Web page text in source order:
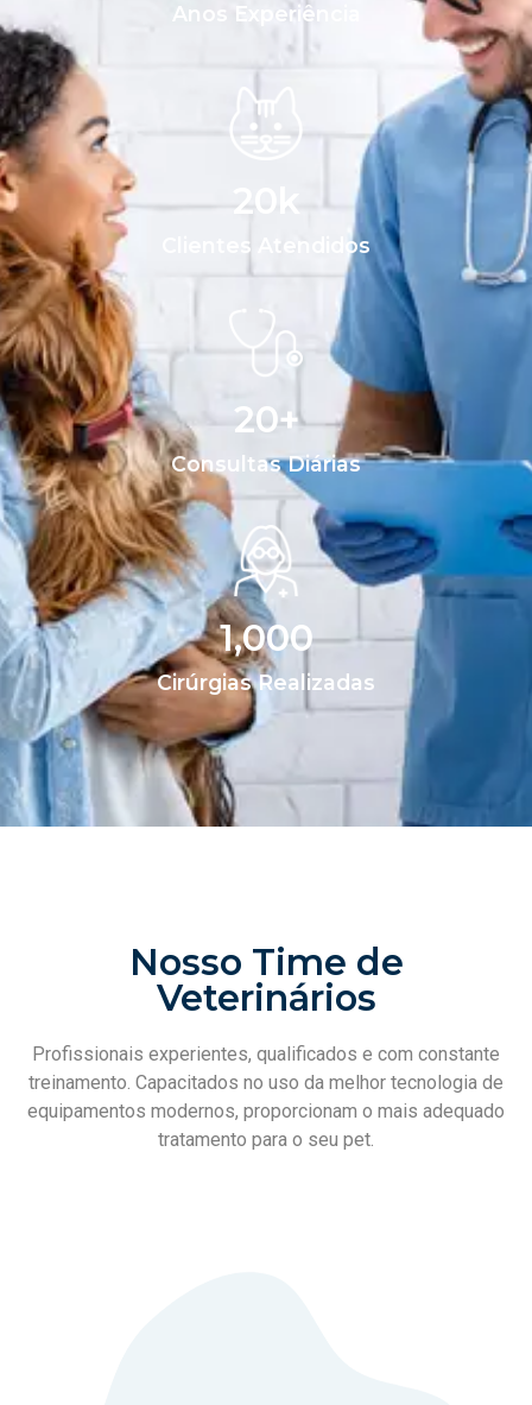
Anos Experiência
Clientes Atendidos
20 k
Consultas Diárias
20+
Cirúrgias Realizadas
1,000
Nosso Time de
Veterinários
Profissionais experientes, qualificados e com constante
treinamento. Capacitados no uso da melhor tecnologia de
equipamentos modernos, proporcionam o mais adequado
tratamento para o seu pet.